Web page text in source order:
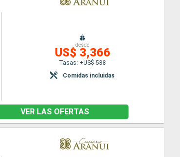
desde
US$ 3,366
Tasas: +US$ 588
Comidas incluidas
VER LAS OFERTAS